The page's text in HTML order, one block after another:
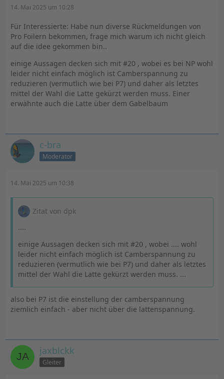
14. Mai 2025 um 10:28
Für Interessierte: Habe nun diverse Rückmeldungen von
Pro Foilern bekommen, frage mich warum ich nicht gleich
auf die idee gekommen bin..
einige Aussagen decken sich mit #20 , wobei es bei NP wohl
leider nicht einfach möglich ist Camberspannung zu
reduzieren (vermutlich wie bei P7) und daher als letztes
mittel der Wahl die Latte gekürzt werden muss. Einer
erwähnte auch die Latte über dem Gabelbaum
c-bra
Moderator
14. Mai 2025 um 10:38
Zitat von dpk
....
einige Aussagen decken sich mit #20 , wobei .... wohl
leider nicht einfach möglich ist Camberspannung zu
reduzieren (vermutlich wie bei P7) und daher als letztes
mittel der Wahl die Latte gekürzt werden muss. ...
also bei P7 ist die einstellung der camberspannung
ziemlich einfach - aber nicht über die lattenspannung.
jaxblckk
Gleiter